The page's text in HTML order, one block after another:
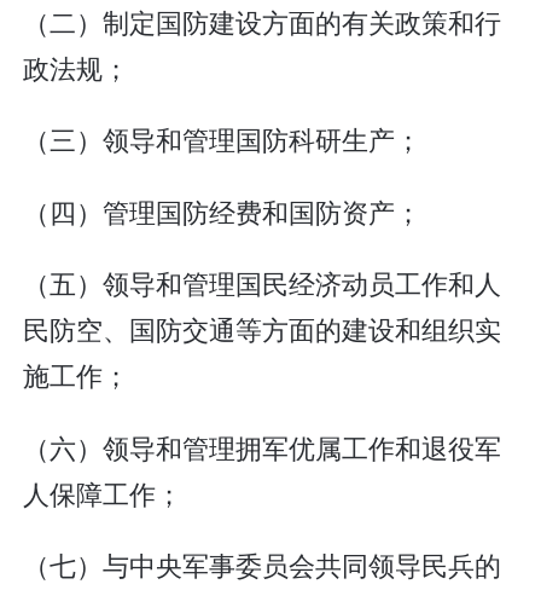
（二）制定国防建设方面的有关政策和行
政法规；
（三）领导和管理国防科研生产；
（四）管理国防经费和国防资产；
（五）领导和管理国民经济动员工作和人
民防空、国防交通等方面的建设和组织实
施工作；
（六）领导和管理拥军优属工作和退役军
人保障工作；
（七）与中央军事委员会共同领导民兵的